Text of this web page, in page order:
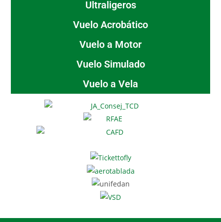
Ultraligeros
Vuelo Acrobático
Vuelo a Motor
Vuelo Simulado
Vuelo a Vela